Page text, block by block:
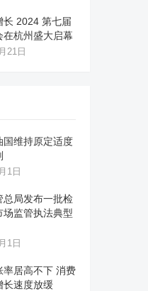
长 2024 第七届
在杭州盛大启幕
21日
国维持原定适度
1日
总局发布一批检
场监管执法典型
1日
率居高不下 消费
长速度放缓